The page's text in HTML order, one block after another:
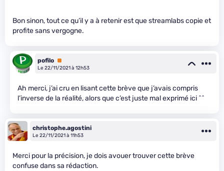
Bon sinon, tout ce qu’il y a à retenir est que streamlabs copie et
profite sans vergogne.
pofilo Premium
Le 22/11/2021 à 12h53
Ah merci, j’ai cru en lisant cette brève que j’avais compris
l’inverse de la réalité, alors que c’est juste mal exprimé ici ^^
christophe.agostini
Le 22/11/2021 à 11h53
Merci pour la précision, je dois avouer trouver cette brève
confuse dans sa rédaction.